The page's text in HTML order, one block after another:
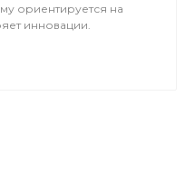
ориентируется на
инновации.